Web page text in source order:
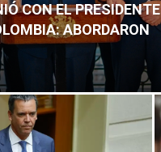
CON EL PRESIDENTE
ABORDARON